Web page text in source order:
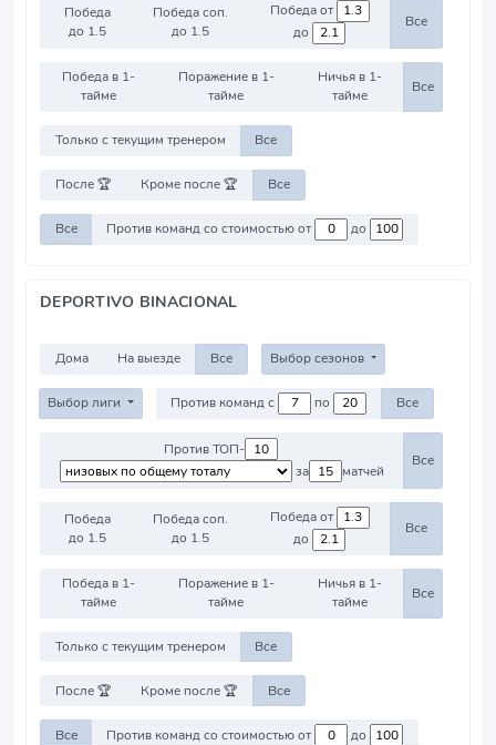
Победа
до 1.5
Победа соп.
до 1.5
Победа от
до
Все
Победа в 1-
тайме
Поражение в 1-
тайме
Ничья в 1-
тайме
Все
Только с текущим тренером Все
После 🏆 Кроме после 🏆 Все
Все Против команд со стоимостью от до
DEPORTIVO BINACIONAL
Дома На выезде Все Выбор сезонов
Выбор лиги Против команд с по Все
Против ТОП-
за
матчей
Все
Победа
до 1.5
Победа соп.
до 1.5
Победа от
до
Все
Победа в 1-
тайме
Поражение в 1-
тайме
Ничья в 1-
тайме
Все
Только с текущим тренером Все
После 🏆 Кроме после 🏆 Все
Все Против команд со стоимостью от до